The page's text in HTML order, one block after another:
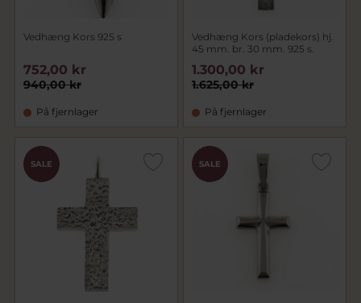
Vedhæng Kors 925 s
940,00 kr
752,00 kr
På fjernlager
Vedhæng Kors (pladekors) hj.
45 mm. br. 30 mm. 925 s.
1.625,00 kr
1.300,00 kr
På fjernlager
SALE SALE